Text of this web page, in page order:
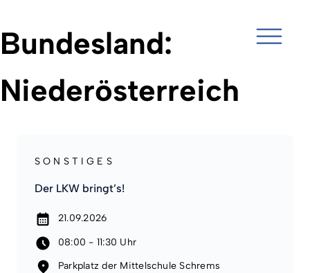
to
Bundesland:
Niederösterreich
SONSTIGES
Der LKW bringt’s!
21.09.2026
08:00 - 11:30 Uhr
Parkplatz der Mittelschule Schrems